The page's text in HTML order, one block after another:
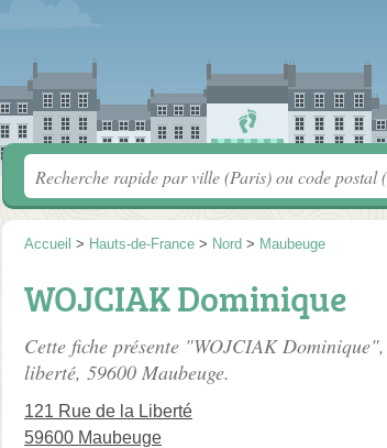
Accueil > Hauts-de-France > Nord > Maubeuge
WOJCIAK Dominique
Cette fiche présente "WOJCIAK
liberté, 59600 Maubeuge.
121 Rue de la Liberté
59600 Maubeuge